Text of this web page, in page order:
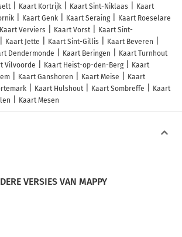
Kaart Kortrijk Kaart Sint-Niklaas
Kaart
Kaart Genk Kaart Seraing
Kaart Roeselare
Kaart Verviers Kaart Vorst
Kaart Sint-
Kaart Jette Kaart Sint-Gillis
Kaart Beveren
Dendermonde Kaart Beringen
Kaart Turnhout
Vilvoorde Kaart Heist-op-den-Berg
Kaart
Kaart Ganshoren Kaart Meise
Kaart
Kaart Hulshout Kaart Sombreffe
Kaart
Kaart Mesen
VERSIES VAN MAPPY